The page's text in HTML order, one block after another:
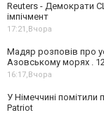
Reuters - Демократи
імпічмент
17:21,Вчора
Мадяр розповів про
Азовському морях .
16:17,Вчора
У Німеччині
Patriot